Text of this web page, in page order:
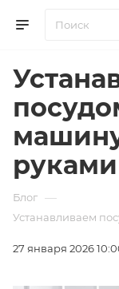
руками
Блог —
Устанавливаем
27 января 2026